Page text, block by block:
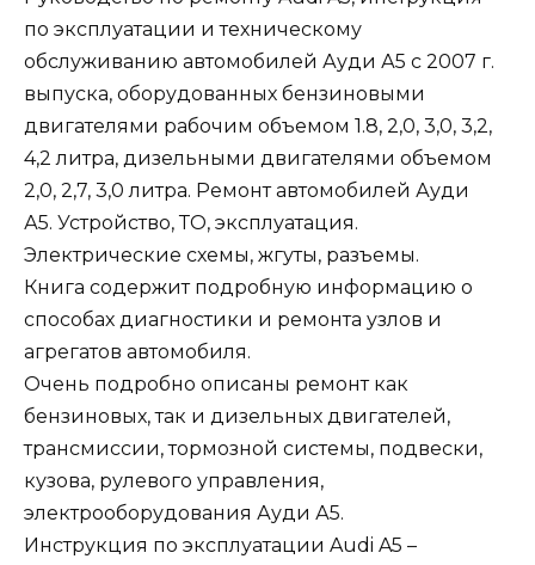
по эксплуатации и техническому
обслуживанию автомобилей Ауди А5 с 2007 г.
выпуска, оборудованных бензиновыми
двигателями рабочим объемом 1.8, 2,0, 3,0, 3,2,
4,2 литра, дизельными двигателями объемом
2,0, 2,7, 3,0 литра. Ремонт автомобилей Ауди
А5. Устройство, ТО, эксплуатация.
Электрические схемы, жгуты, разъемы.
Книга содержит подробную информацию о
способах диагностики и ремонта узлов и
агрегатов автомобиля.
Очень подробно описаны ремонт как
бензиновых, так и дизельных двигателей,
трансмиссии, тормозной системы, подвески,
кузова, рулевого управления,
электрооборудования Ауди А5.
Инструкция по эксплуатации Audi A5 –